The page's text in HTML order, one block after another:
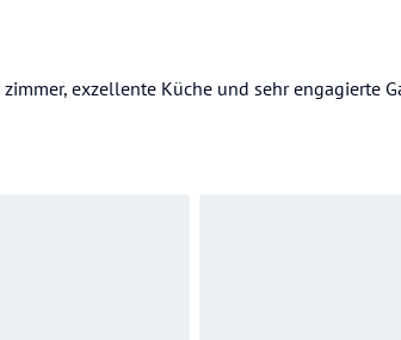
exzellente Küche und sehr engagierte